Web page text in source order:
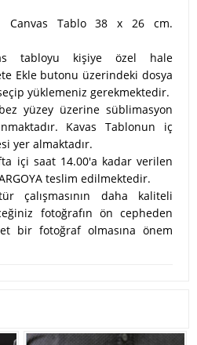
Canvas Tablo 38 x 26 cm.
tabloyu kişiye özel hale
Ekle butonu üzerindeki dosya
yüklemeniz gerekmektedir.
yüzey üzerine süblimasyon
Kavas Tablonun iç
yer almaktadır.
içi saat 14.00'a kadar verilen
teslim edilmektedir.
çalışmasının daha kaliteli
fotoğrafın ön cepheden
bir fotoğraf olmasına önem